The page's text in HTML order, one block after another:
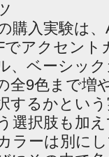
購入実験は
でアクセン
、ベーシッ
全9色まで増
するかとい
選択肢も加え
ラーは別に